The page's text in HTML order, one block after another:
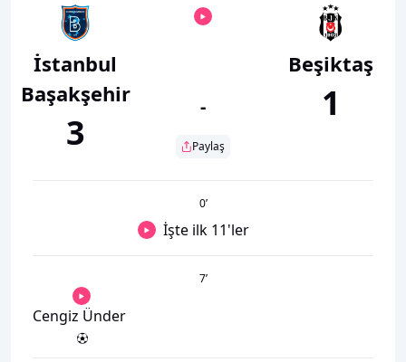
İstanbul
Başakşehir
3
-
Paylaş
Beşiktaş
1
0’
İşte ilk 11'ler
7’
Cengiz Ünder